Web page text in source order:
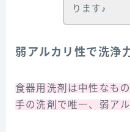
ります♪
弱アルカリ性で洗浄
食器用洗剤は中性なも
手の洗剤で唯一、弱アル